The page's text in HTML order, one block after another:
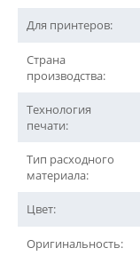
Для принтеров:
Страна
производства:
Технология
печати:
Тип расходного
материала:
Цвет:
Оригинальность: